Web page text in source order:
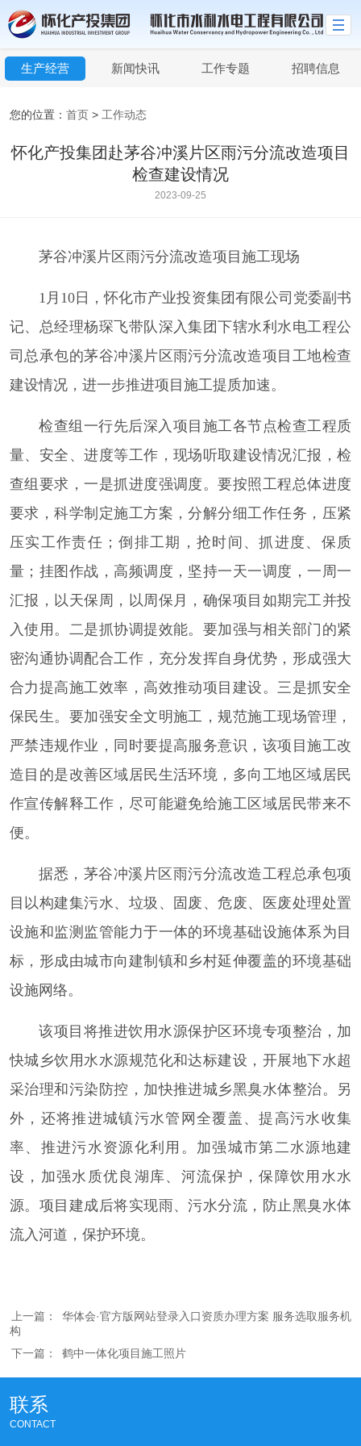
生产经营 新闻快讯 工作专题 招聘信息
您的位置： 首页 > 工作动态
怀化产投集团赴茅谷冲溪片区雨污分流改造项目
检查建设情况
2023-09-25
茅谷冲溪片区雨污分流改造项目施工现场
1月10日，怀化市产业投资集团有限公司党委副书
记、总经理杨琛飞带队深入集团下辖水利水电工程公
司总承包的茅谷冲溪片区雨污分流改造项目工地检查
建设情况，进一步推进项目施工提质加速。
检查组一行先后深入项目施工各节点检查工程质
量、安全、进度等工作，现场听取建设情况汇报，检
查组要求，一是抓进度强调度。要按照工程总体进度
要求，科学制定施工方案，分解分细工作任务，压紧
压实工作责任；倒排工期，抢时间、抓进度、保质
量；挂图作战，高频调度，坚持一天一调度，一周一
汇报，以天保周，以周保月，确保项目如期完工并投
入使用。二是抓协调提效能。要加强与相关部门的紧
密沟通协调配合工作，充分发挥自身优势，形成强大
合力提高施工效率，高效推动项目建设。三是抓安全
保民生。要加强安全文明施工，规范施工现场管理，
严禁违规作业，同时要提高服务意识，该项目施工改
造目的是改善区域居民生活环境，多向工地区域居民
作宣传解释工作，尽可能避免给施工区域居民带来不
便。
据悉，茅谷冲溪片区雨污分流改造工程总承包项
目以构建集污水、垃圾、固废、危废、医废处理处置
设施和监测监管能力于一体的环境基础设施体系为目
标，形成由城市向建制镇和乡村延伸覆盖的环境基础
设施网络。
该项目将推进饮用水源保护区环境专项整治，加
快城乡饮用水水源规范化和达标建设，开展地下水超
采治理和污染防控，加快推进城乡黑臭水体整治。另
外，还将推进城镇污水管网全覆盖、提高污水收集
率、推进污水资源化利用。加强城市第二水源地建
设，加强水质优良湖库、河流保护，保障饮用水水
源。项目建成后将实现雨、污水分流，防止黑臭水体
流入河道，保护环境。
上一篇：
华体会·官方版网站登录入口资质办理方案 服务选取服务机
构
下一篇：
鹤中一体化项目施工照片
联系
CONTACT